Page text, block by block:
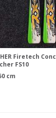
Firetech
FS10
cm